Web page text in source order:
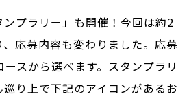
プラリー」も開催！今回は約2
応募内容も変わりました。応募
スから選べます。スタンプラリ
り上で下記のアイコンがあるお